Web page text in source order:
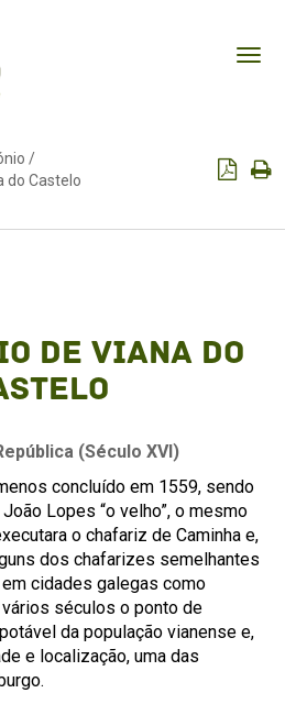
/
do Castelo
de Viana do
(Século XVI)
concluído em 1559, sendo
Lopes “o velho”, o mesmo
o chafariz de Caminha e,
dos chafarizes semelhantes
cidades galegas como
séculos o ponto de
da população vianense e,
e localização, uma das